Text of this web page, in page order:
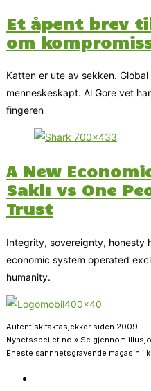
Et åpent brev
om
Katten er ute av sekken.
menneskeskapt. Al Gore vet
fingeren
A New
Saklı vs One
Trust
Integrity, sovereignty, honesty
economic system operated
humanity.
Autentisk faktasjekker siden 2009
Nyhetsspeilet.no » Se gjennom
Eneste sannhetsgravende magasin i